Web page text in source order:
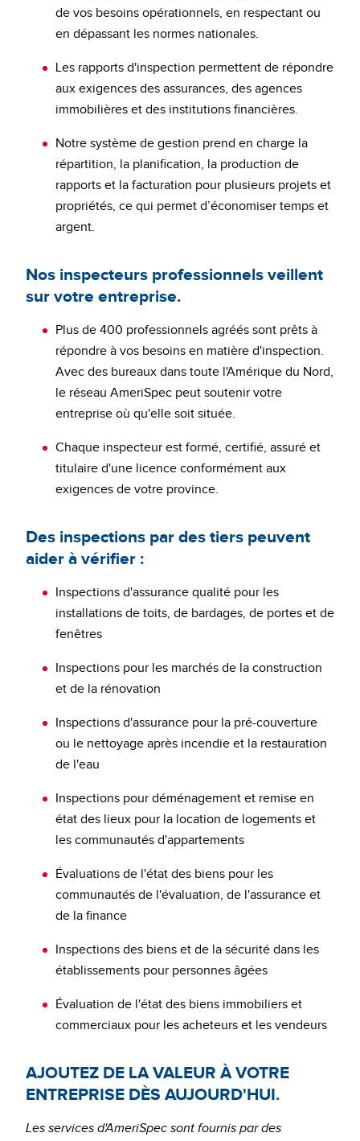
de vos besoins opérationnels, en respectant ou
en dépassant les normes nationales.
Les rapports d'inspection permettent de répondre
aux exigences des assurances, des agences
immobilières et des institutions financières.
Notre système de gestion prend en charge la
répartition, la planification, la production de
rapports et la facturation pour plusieurs projets et
propriétés, ce qui permet d’économiser temps et
argent.
Nos inspecteurs professionnels veillent
sur votre entreprise.
Plus de 400 professionnels agréés sont prêts à
répondre à vos besoins en matière d'inspection.
Avec des bureaux dans toute l'Amérique du Nord,
le réseau AmeriSpec peut soutenir votre
entreprise où qu'elle soit située.
Chaque inspecteur est formé, certifié, assuré et
titulaire d'une licence conformément aux
exigences de votre province.
Des inspections par des tiers peuvent
aider à vérifier :
Inspections d'assurance qualité pour les
installations de toits, de bardages, de portes et de
fenêtres
Inspections pour les marchés de la construction
et de la rénovation
Inspections d'assurance pour la pré-couverture
ou le nettoyage après incendie et la restauration
de l'eau
Inspections pour déménagement et remise en
état des lieux pour la location de logements et
les communautés d'appartements
Évaluations de l'état des biens pour les
communautés de l'évaluation, de l'assurance et
de la finance
Inspections des biens et de la sécurité dans les
établissements pour personnes âgées
Évaluation de l'état des biens immobiliers et
commerciaux pour les acheteurs et les vendeurs
AJOUTEZ DE LA VALEUR À VOTRE
ENTREPRISE DÈS AUJOURD'HUI.
Les services d'AmeriSpec sont fournis par des